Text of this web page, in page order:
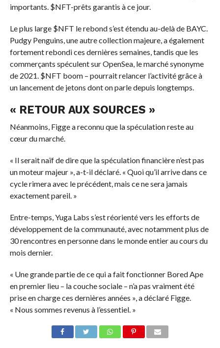
importants. $NFT-prêts garantis à ce jour.
Le plus large $NFT le rebond s’est étendu au-delà de BAYC.
Pudgy Penguins, une autre collection majeure, a également
fortement rebondi ces dernières semaines, tandis que les
commerçants spéculent sur OpenSea, le marché synonyme
de 2021. $NFT boom – pourrait relancer l’activité grâce à
un lancement de jetons dont on parle depuis longtemps.
« RETOUR AUX SOURCES »
Néanmoins, Figge a reconnu que la spéculation reste au
cœur du marché.
« Il serait naïf de dire que la spéculation financière n’est pas
un moteur majeur », a-t-il déclaré. « Quoi qu’il arrive dans ce
cycle rimera avec le précédent, mais ce ne sera jamais
exactement pareil. »
Entre-temps, Yuga Labs s’est réorienté vers les efforts de
développement de la communauté, avec notamment plus de
30 rencontres en personne dans le monde entier au cours du
mois dernier.
« Une grande partie de ce qui a fait fonctionner Bored Ape
en premier lieu – la couche sociale – n’a pas vraiment été
prise en charge ces dernières années », a déclaré Figge.
« Nous sommes revenus à l’essentiel. »